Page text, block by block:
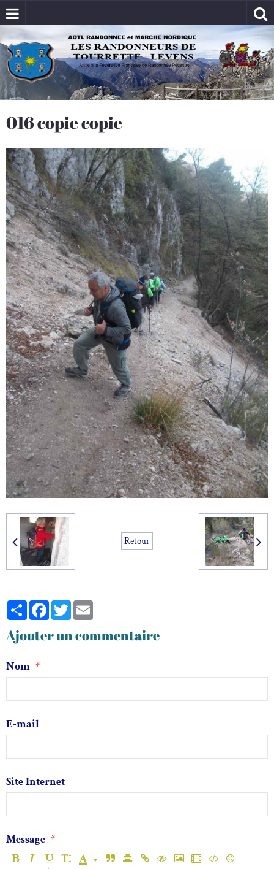
016 copie copie
Retour
PartagerFacebook
Twitter
Ajouter un commentaire
Nom
E-mail
Site Internet
Message